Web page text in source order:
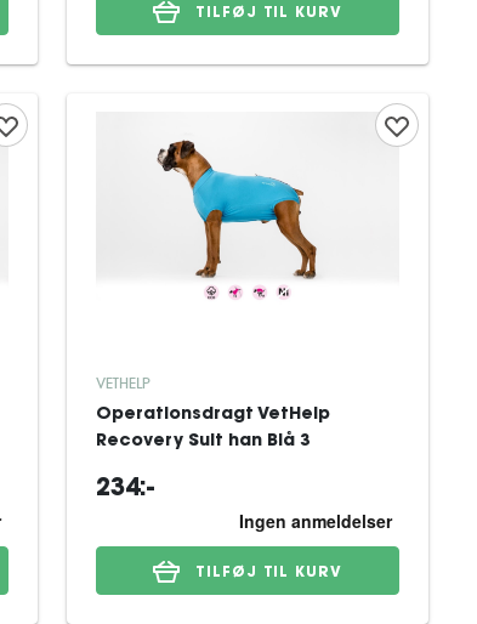
TILFØJ TIL KURV
VETHELP
Operationsdragt VetHelp
Recovery Suit han Blå 3
234:-
TILFØJ TIL KURV